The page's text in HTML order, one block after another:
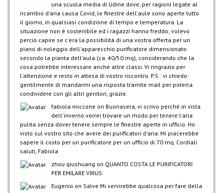
una scuola media di Udine dove, per ragioni legate al
ricambio d'aria causa Covid, le finestre dell'aule sono aperte tutto
il giorno, in qualsiasi condizione di tempo e temperatura. La
situazione non è sostenibile ed i ragazzi hanno freddo; volevo
perciò capire se c'era la possibilità di una vostra offerta per un
piano di noleggio dell'apparecchio purificatore dimensionato
secondo la pianta dell'aula (ca. 40/50 mq), considerando che la
cosa potrebbe interessare anche altre classi. Vi ringrazio per
l'attenzione e resto in attesa di vostro riscontro. P.S.: vi chiedo
gentilmente di mandarmi una risposta tramite mail per poterla
condividere con gli altri genitori, grazie.
fabiola miccone on Buonasera, vi scrivo perché in vista
dell'inverno vorrei trovare un modo per tenere l'aria
pulita senza dover tenere sempre le finestre aperte in ufficio. Ho
visto sul vostro sito che avere dei purificatori d'aria. Mi piacerebbe
sapere il costo per un purificatore per un ufficio di 70 mq. Cordiali
saluti, Fabiola
zhou qiushuang on QUANTO COSTA LE PURIFICATORI
PER EMILARE VIRUS
Eugenio on Salve Mi servirebbe qualcosa per fare della